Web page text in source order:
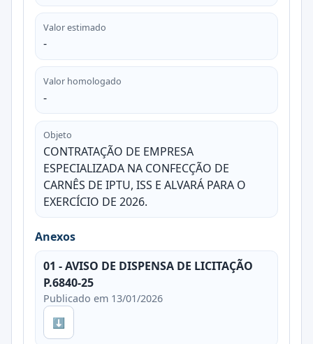
Valor estimado
-
Valor homologado
-
Objeto
CONTRATAÇÃO DE EMPRESA
ESPECIALIZADA NA CONFECÇÃO DE
CARNÊS DE IPTU, ISS E ALVARÁ PARA O
EXERCÍCIO DE 2026.
Anexos
01 - AVISO DE DISPENSA DE LICITAÇÃO
P.6840-25
Publicado em 13/01/2026
⬇